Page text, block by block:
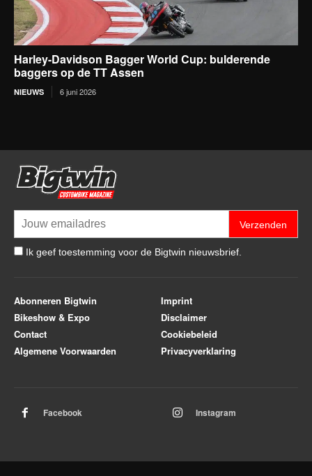
Harley-Davidson Bagger World Cup: bulderende
baggers op de TT Assen
NIEUWS 6 juni 2026
Verzenden
Ik geef toestemming voor de Bigtwin nieuwsbrief.
Abonneren Bigtwin
Bikeshow & Expo
Contact
Algemene Voorwaarden
Imprint
Disclaimer
Cookiebeleid
Privacyverklaring
Facebook Instagram